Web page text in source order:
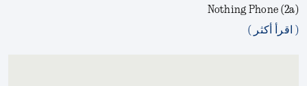
Nothing Phone (2a)
( اقرأ أكثر )